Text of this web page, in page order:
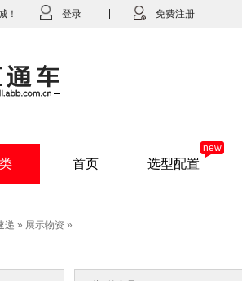
！ 登录 免费注册
首页 选型配置
new
递 » 展示物资 »